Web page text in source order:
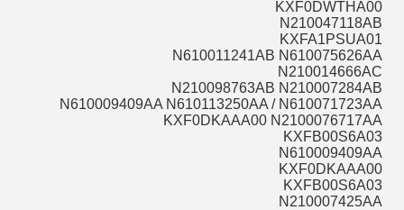
KXF0DWTHA00
N210047118AB
KXFA1PSUA01
N610011241AB N610075626AA
N210014666AC
N210098763AB N210007284AB
N610009409AA N610113250AA / N610071723AA
KXF0DKAAA00 N2100076717AA
KXFB00S6A03
N610009409AA
KXF0DKAAA00
KXFB00S6A03
N210007425AA